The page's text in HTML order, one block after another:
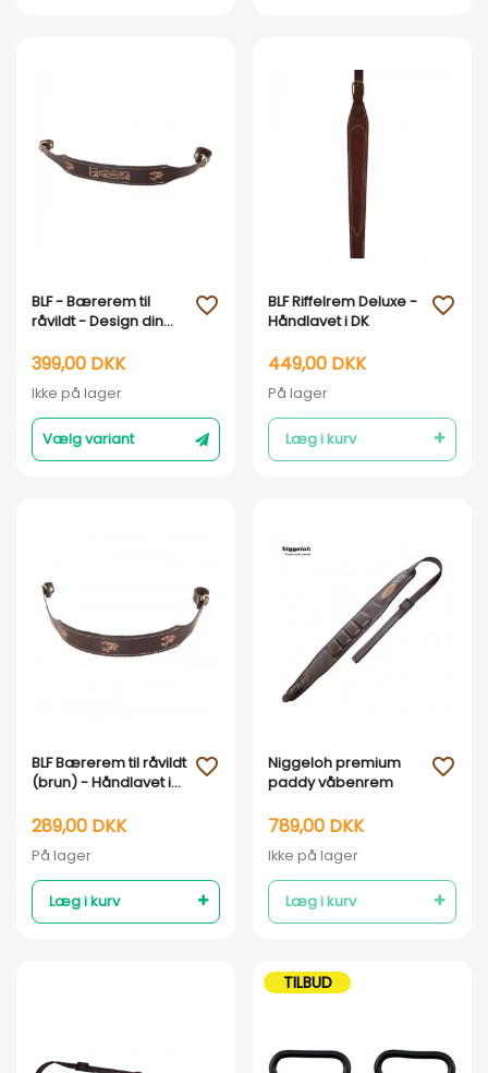
Vis her
BLF - Bærerem til
råvildt - Design din
Håndlavet i DK : Brun
399,00 DKK
Ikke på lager
Vælg variant
favorite_outline
Vis her
BLF Riffelrem Deluxe -
Håndlavet i DK
449,00 DKK
På lager
Læg i kurv
favorite_outline
Vis her
BLF Bærerem til råvildt
(brun) - Håndlavet i
289,00 DKK
På lager
Læg i kurv
favorite_outline
Vis her
Niggeloh premium
paddy våbenrem
789,00 DKK
Ikke på lager
Læg i kurv
favorite_outline
TILBUD